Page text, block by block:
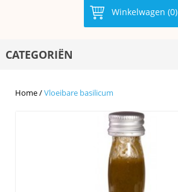
Winkelwagen (0)
CATEGORIËN
Home/Vloeibare basilicum